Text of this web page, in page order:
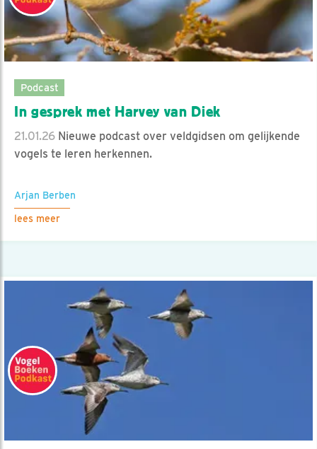
Podcast
In gesprek met Harvey van Diek
21.01.26 Nieuwe podcast over veldgidsen om gelijkende
vogels te leren herkennen.
Arjan Berben
lees meer